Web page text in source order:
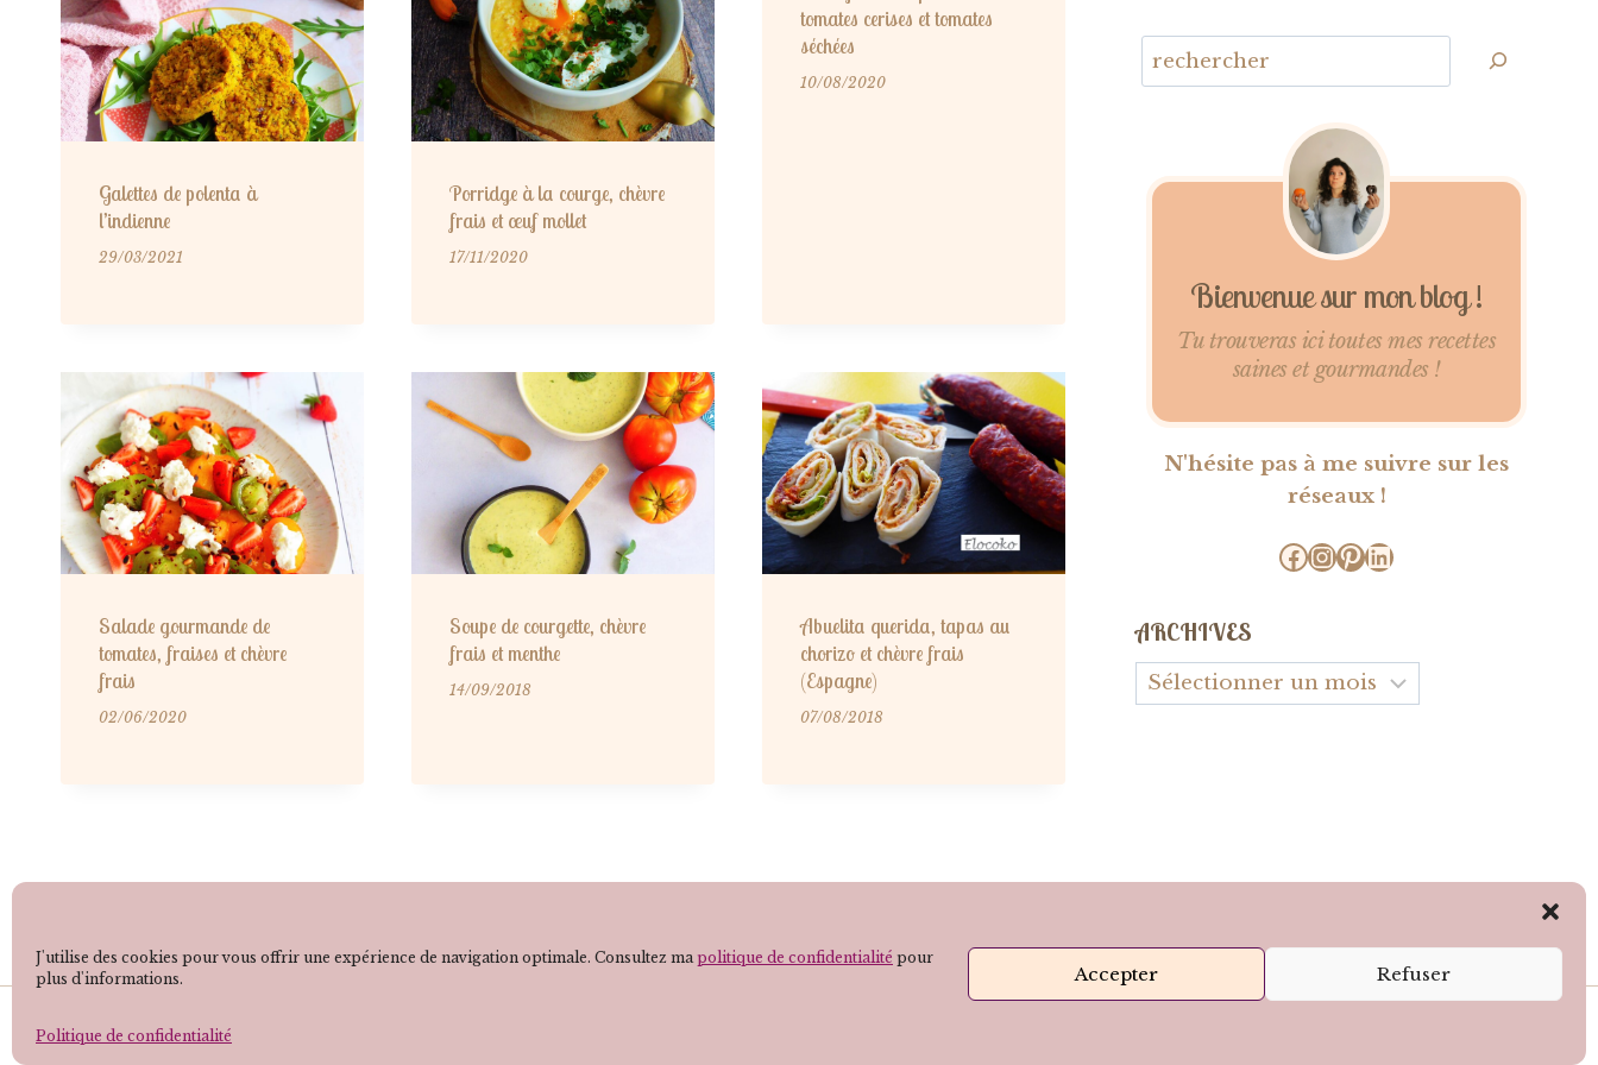
J'utilise des cookies pour vous offrir une expérience de navigation optimale. Consultez mapolitique de confidentialité pour
plus d'informations.
Accepter Refuser
Politique de confidentialité
Galettes de polenta à
l’indienne
29/03/2021
Porridge à la courge, chèvre
frais et œuf mollet
17/11/2020
tomates cerises et tomates
séchées
10/08/2020
Salade gourmande de
tomates, fraises et chèvre
frais
02/06/2020
Soupe de courgette, chèvre
frais et menthe
14/09/2018
Abuelita querida, tapas au
chorizo et chèvre frais
(Espagne)
07/08/2018
Bienvenue sur mon blog !
Tu trouveras ici toutes mes recettes
saines et gourmandes !
N'hésite pas à me suivre sur les
réseaux !
Facebook
Instagram
Pinterest
LinkedIn
ARCHIVES
Archives
© 2026 - elohappydiet.com - Elodie Munoz, Diététicienne Nutritionniste à Valence - N° ADELI : 269502795